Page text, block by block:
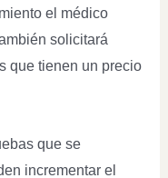
el médico
solicitará
que tienen un precio
que se
incrementar el